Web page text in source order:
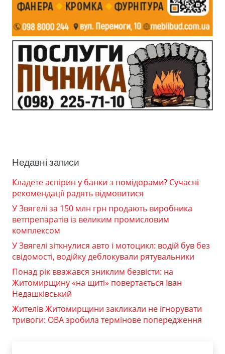
Недавні записи
Кладете аспірин у банки з помідорами? Сучасні
рекомендації радять відмовитися
У Звягелі за 150 млн грн продають виробника
ветпрепаратів із великим промисловим
комплексом
У Звягелі зіткнулися авто і мотоцикл: водій був без
свідомості, водійку деблокували рятувальники
Понад рік вважався зниклим безвісти: на
Житомирщину «на щиті» повертається Іван
Недашківський
Жителів Житомирщини закликали не ігнорувати
тривоги: ОВА зробила термінове попередження